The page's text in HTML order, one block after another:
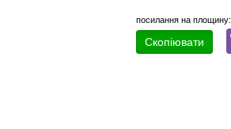
посилання на площину:
Скопіювати